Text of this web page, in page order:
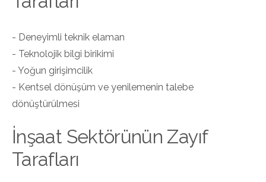
- Deneyimli teknik elaman
- Teknolojik bilgi birikimi
- Yoğun girişimcilik
- Kentsel dönüşüm ve yenilemenin talebe
dönüştürülmesi
İnşaat Sektörünün Zayıf
Tarafları